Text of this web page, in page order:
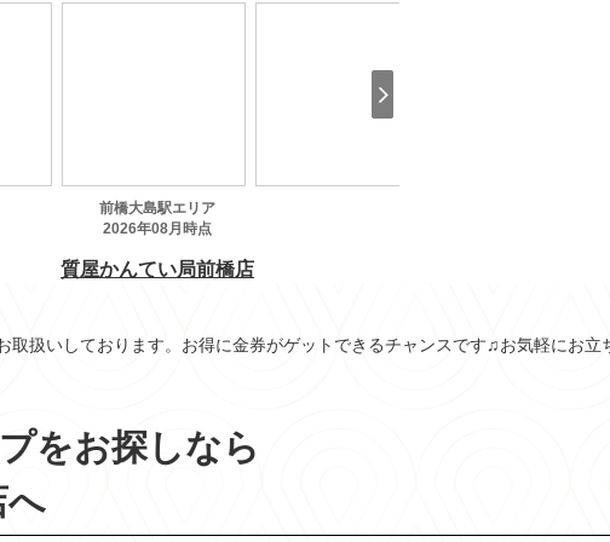
取扱いしております。お得に金券がゲットできるチャンスです♫お気軽にお立
をお探しなら
へ